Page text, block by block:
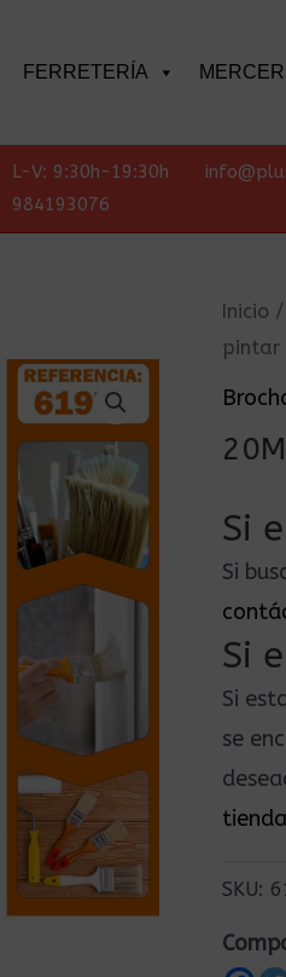
FERRETERÍA
L-V: 9:30h-19:30h
984193076
Inicio /
pintar
Si
Si
Si
Si
se
SKU: